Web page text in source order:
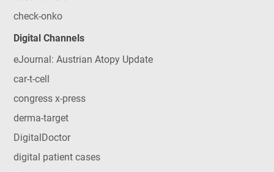
check-onko
Digital Channels
eJournal: Austrian Atopy Update
car-t-cell
congress x-press
derma-target
DigitalDoctor
digital patient cases